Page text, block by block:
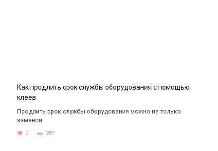
Как продлить срок службы оборудования с помощью
клеев
Продлить срок службы оборудования можно не только
заменой
0 287